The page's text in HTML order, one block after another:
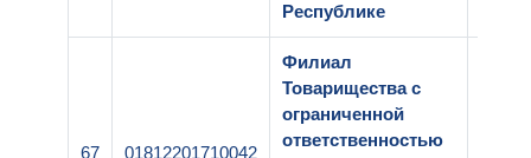
Республике
67 01812201710042
Филиал
Товарищества с
ограниченной
ответственностью